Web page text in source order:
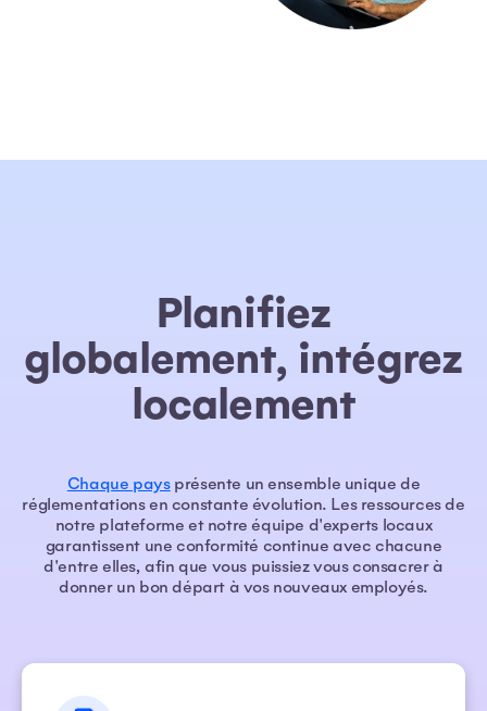
Planifiez
globalement, intégrez
localement
Chaque paysprésente un ensemble unique de
réglementations en constante évolution. Les ressources de
notre plateforme et notre équipe d'experts locaux
garantissent une conformité continue avec chacune
d'entre elles, afin que vous puissiez vous consacrer à
donner un bon départ à vos nouveaux employés.